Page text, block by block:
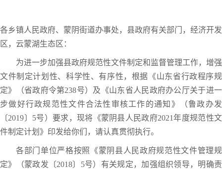
各乡镇人民政府、蒙阴街道办事处，县政府有关部门，经济开发
区，云蒙湖生态区：
为进一步加强县政府规范性文件制定和监督管理工作，增强
文件制定计划性、科学性、有序性，根据《山东省行政程序规
定》（省政府令第238号）及《山东省人民政府办公厅关于进一
步做好行政规范性文件合法性审核工作的通知》（鲁政办发
〔2019〕5号）要求，现将《蒙阴县人民政府2021年度规范性文
件制定计划》印发给你们，请认真贯彻执行。
各部门单位严格按照《蒙阴县人民政府规范性文件管理规
定》（蒙政发〔2018〕5号）有关规定，加强组织领导，明确责